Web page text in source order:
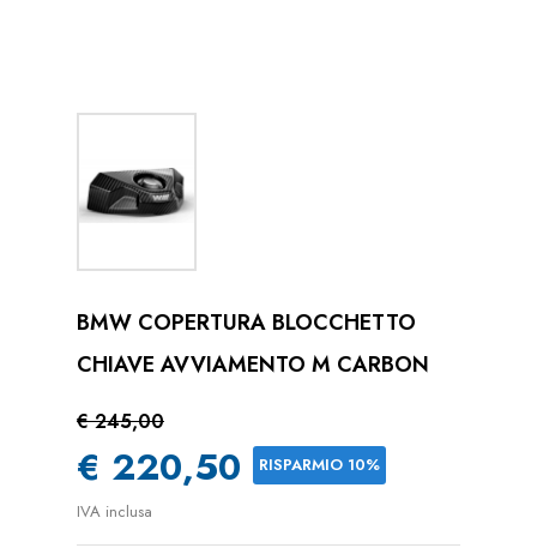
BMW COPERTURA BLOCCHETTO
CHIAVE AVVIAMENTO M CARBON
€ 245,00
€ 220,50 RISPARMIO 10%
IVA inclusa